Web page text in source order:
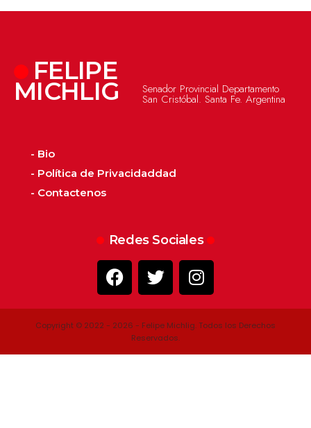
FELIPE
MICHLIG Senador Provincial Departamento
San Cristóbal. Santa Fe. Argentina
- Bio
- Política de Privacidaddad
- Contactenos
Redes Sociales
Copyright © 2022 - 2026 - Felipe Michlig. Todos los Derechos
Reservados.